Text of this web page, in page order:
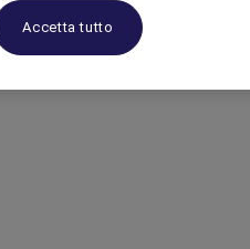
Accetta tutto